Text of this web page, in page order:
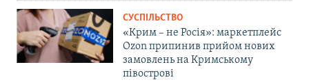
СУСПІЛЬСТВО
«Крим – не Росія»: маркетплейс
Ozon припинив прийом нових
замовлень на Кримському
півострові